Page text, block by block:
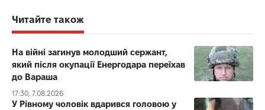
Читайте також
На війні загинув молодший сержант,
який після окупації Енергодара переїхав
до Вараша
17:30, 7.08.2026
У Рівному чоловік вдарився головою у